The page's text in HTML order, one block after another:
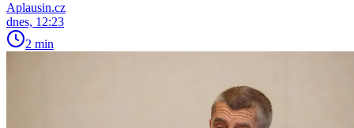
Aplausin.cz
dnes, 12:23
2 min